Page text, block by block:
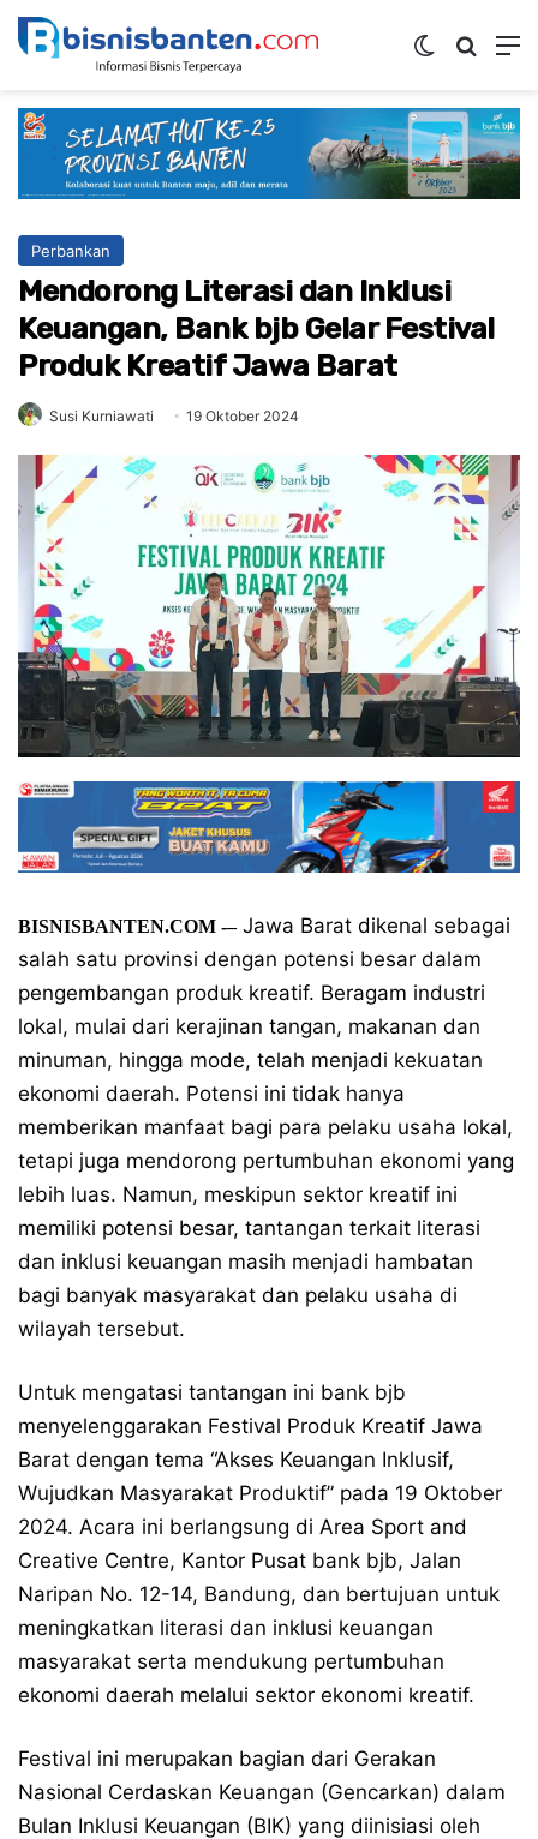
Switch skin
Perbankan
Mendorong Literasi dan Inklusi
Keuangan, Bank bjb Gelar Festival
Produk Kreatif Jawa Barat
Susi Kurniawati 19 Oktober 2024
BISNISBANTEN.COM -–Jawa Barat dikenal sebagai
salah satu provinsi dengan potensi besar dalam
pengembangan produk kreatif. Beragam industri
lokal, mulai dari kerajinan tangan, makanan dan
minuman, hingga mode, telah menjadi kekuatan
ekonomi daerah. Potensi ini tidak hanya
memberikan manfaat bagi para pelaku usaha lokal,
tetapi juga mendorong pertumbuhan ekonomi yang
lebih luas. Namun, meskipun sektor kreatif ini
memiliki potensi besar, tantangan terkait literasi
dan inklusi keuangan masih menjadi hambatan
bagi banyak masyarakat dan pelaku usaha di
wilayah tersebut.
Untuk mengatasi tantangan ini bank bjb
menyelenggarakan Festival Produk Kreatif Jawa
Barat dengan tema “Akses Keuangan Inklusif,
Wujudkan Masyarakat Produktif” pada 19 Oktober
2024. Acara ini berlangsung di Area Sport and
Creative Centre, Kantor Pusat bank bjb, Jalan
Naripan No. 12-14, Bandung, dan bertujuan untuk
meningkatkan literasi dan inklusi keuangan
masyarakat serta mendukung pertumbuhan
ekonomi daerah melalui sektor ekonomi kreatif.
Festival ini merupakan bagian dari Gerakan
Nasional Cerdaskan Keuangan (Gencarkan) dalam
Bulan Inklusi Keuangan (BIK) yang diinisiasi oleh